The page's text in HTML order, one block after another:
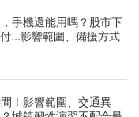
手機還能用嗎？股市下
...影響範圍、備援方式
！影響範圍、交通異